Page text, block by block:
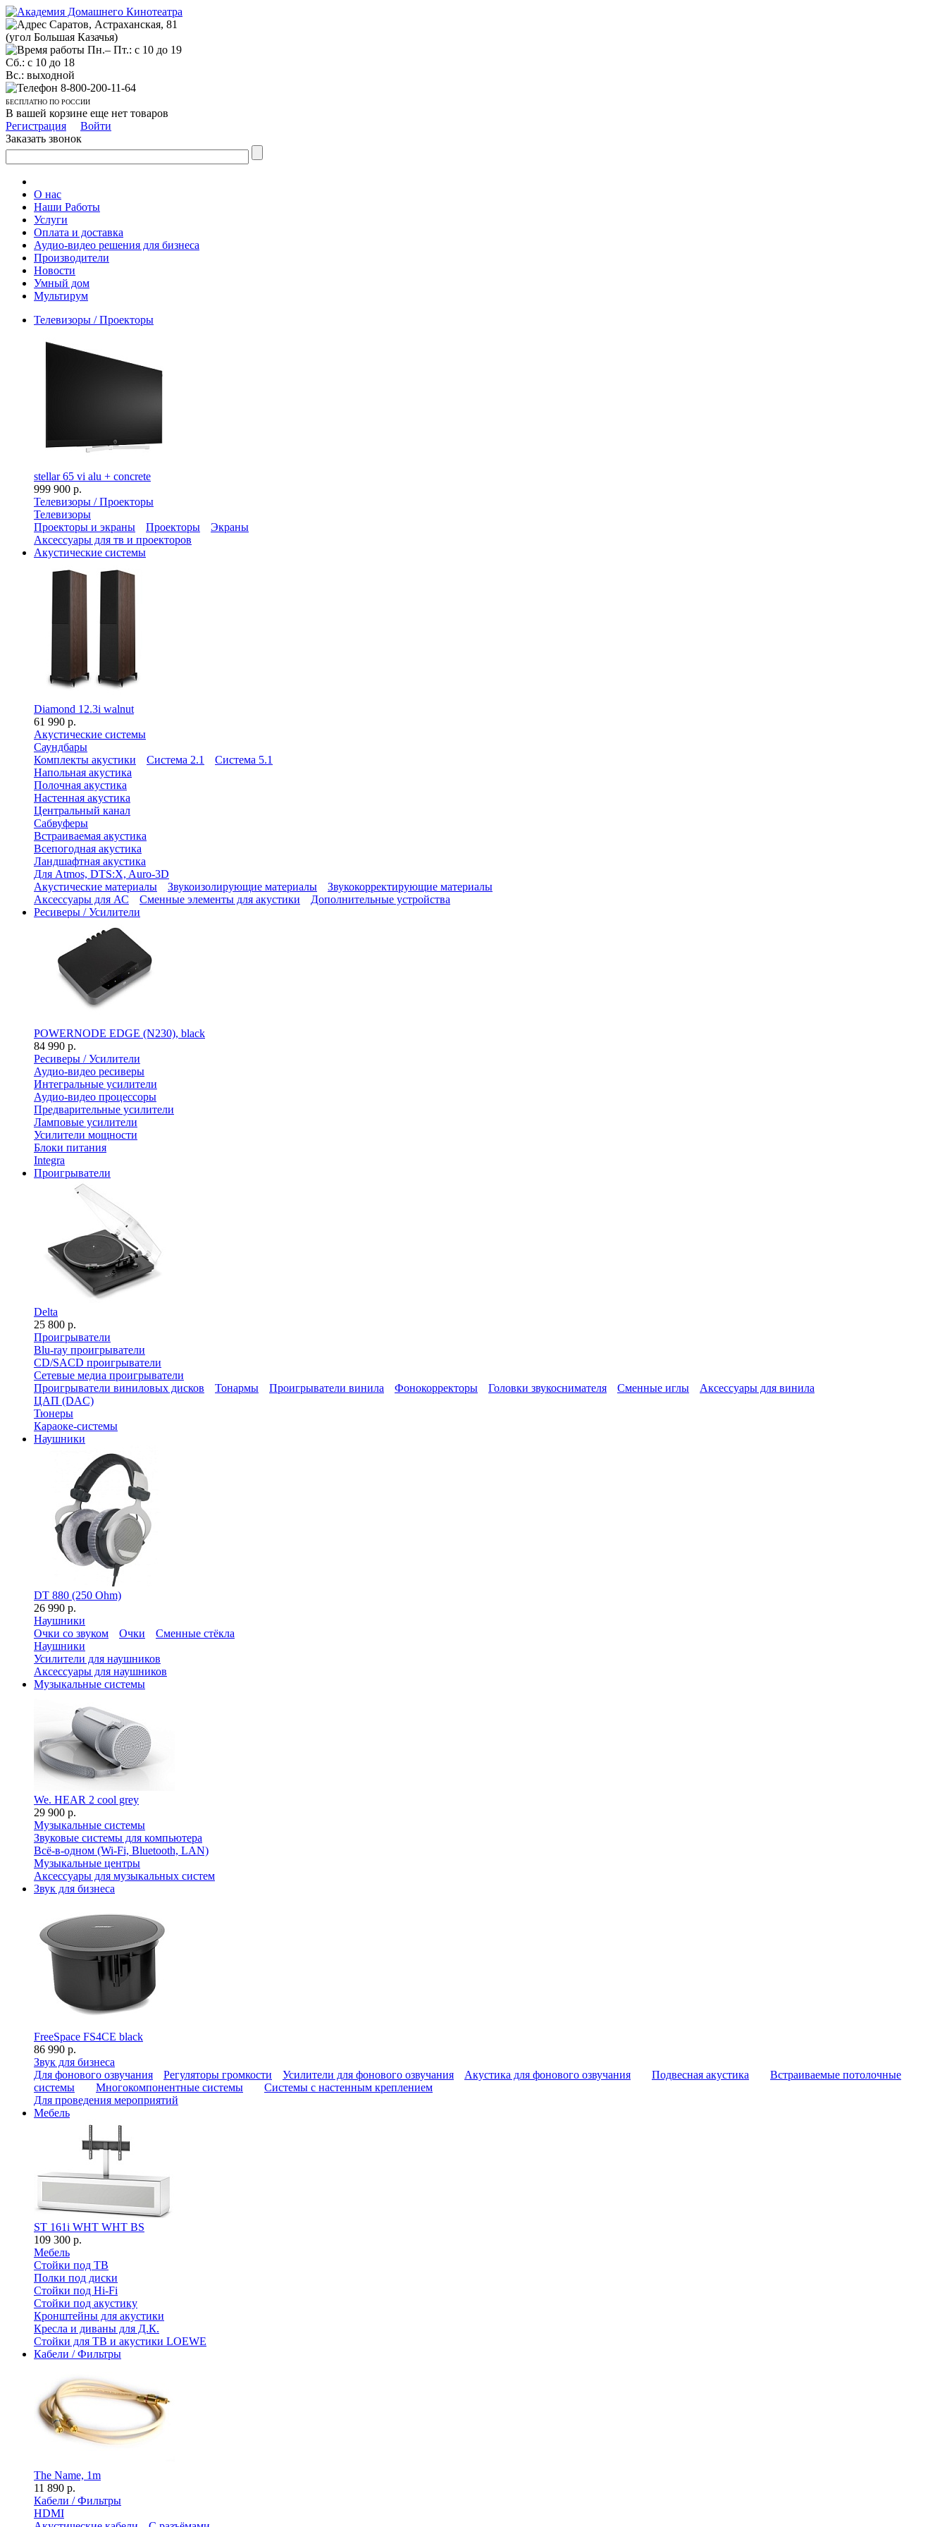
Саратов, Астраханская, 81
(угол Большая Казачья)
Пн.– Пт.: с 10 до 19
Сб.: с 10 до 18
Вс.: выходной
8-800-200-11-64
БЕСПЛАТНО ПО РОССИИ
В вашей корзине еще нет товаров
Регистрация
Войти
Заказать звонок
О нас
Наши Работы
Услуги
Оплата и доставка
Аудио-видео решения для бизнеса
Производители
Новости
Умный дом
Мультирум
Телевизоры / Проекторы
stellar 65 vi alu + concrete
999 900 р.
Телевизоры / Проекторы
Телевизоры
Проекторы и экраны
Проекторы
Экраны
Аксессуары для тв и проекторов
Акустические системы
Diamond 12.3i walnut
61 990 р.
Акустические системы
Саундбары
Комплекты акустики
Система 2.1
Система 5.1
Напольная акустика
Полочная акустика
Настенная акустика
Центральный канал
Сабвуферы
Встраиваемая акустика
Всепогодная акустика
Ландшафтная акустика
Для Atmos, DTS:X, Auro-3D
Акустические материалы
Звукоизолирующие материалы
Звукокорректирующие материалы
Аксессуары для АС
Сменные элементы для акустики
Дополнительные устройства
Ресиверы / Усилители
POWERNODE EDGE (N230), black
84 990 р.
Ресиверы / Усилители
Аудио-видео ресиверы
Интегральные усилители
Аудио-видео процессоры
Предварительные усилители
Ламповые усилители
Усилители мощности
Блоки питания
Integra
Проигрыватели
Delta
25 800 р.
Проигрыватели
Blu-ray проигрыватели
CD/SACD проигрыватели
Сетевые медиа проигрыватели
Проигрыватели виниловых дисков
Тонармы Проигрыватели винила Фонокорректоры Головки звукоснимателя Сменные иглы
Аксессуары для винила
ЦАП (DAC)
Тюнеры
Караоке-системы
Наушники
DT 880 (250 Ohm)
26 990 р.
Наушники
Очки со звуком
Очки
Сменные стёкла
Наушники
Усилители для наушников
Аксессуары для наушников
Музыкальные системы
We. HEAR 2 cool grey
29 900 р.
Музыкальные системы
Звуковые системы для компьютера
Всё-в-одном (Wi-Fi, Bluetooth, LAN)
Музыкальные центры
Аксессуары для музыкальных систем
Звук для бизнеса
FreeSpace FS4CE black
86 990 р.
Звук для бизнеса
Для фонового озвучания
Регуляторы громкости Усилители для фонового озвучания Акустика для фонового озвучания Подвесная акустика
Встраиваемые потолочные
системы
Многокомпонентные системы
Системы с настенным креплением
Для проведения мероприятий
Мебель
ST 161i WHT WHT BS
109 300 р.
Мебель
Стойки под ТВ
Полки под диски
Стойки под Hi-Fi
Стойки под акустику
Кронштейны для акустики
Кресла и диваны для Д.К.
Стойки для ТВ и акустики LOEWE
Кабели / Фильтры
The Name, 1m
11 890 р.
Кабели / Фильтры
HDMI